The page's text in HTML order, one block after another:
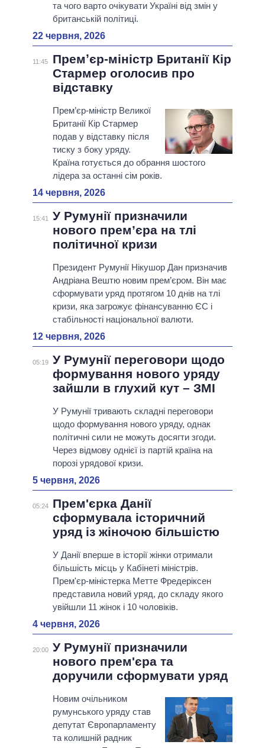
та чого варто очікувати Україні від змін у
британській політиці.
22 червня, 2026
11:45
Премʼєр-міністр Британії Кір
Стармер оголосив про
відставку
Прем’єр-міністр Великої
Британії Кір Стармер
подав у відставку після
тиску з боку уряду.
Країна готується до обрання шостого
лідера за останні сім років.
14 червня, 2026
15:41
У Румунії призначили
нового прем’єра на тлі
політичної кризи
Президент Румунії Нікушор Дан призначив
Андріана Вештю новим прем’єром. Він має
сформувати уряд протягом 10 днів на тлі
кризи, яка загрожує фінансуванню ЄС і
стабільності національної валюти.
12 червня, 2026
05:19 У Румунії переговори щодо
формування нового уряду
зайшли в глухий кут – ЗМІ
У Румунії тривають складні переговори
щодо формування нового уряду, однак
політичні сили не можуть досягти згоди.
Через відмову однієї із партій країна на
порозі урядової кризи.
5 червня, 2026
05:24
Прем'єрка Данії
сформувала історичний
уряд із жіночою більшістю
У Данії вперше в історії жінки отримали
більшість місць у Кабінеті міністрів.
Прем'єр-міністерка Метте Фредеріксен
представила новий уряд, до складу якого
увійшли 11 жінок і 10 чоловіків.
4 червня, 2026
20:00 У Румунії призначили
нового прем'єра та
доручили сформувати уряд
Новим очільником
румунського уряду став
депутат Європарламенту
та колишній радник